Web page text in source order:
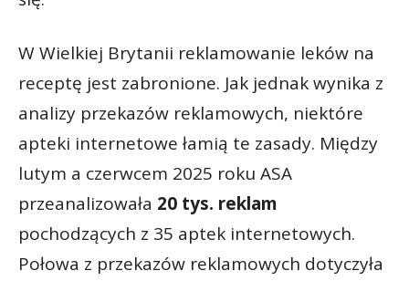
W Wielkiej Brytanii reklamowanie leków na
receptę jest zabronione. Jak jednak wynika z
analizy przekazów reklamowych, niektóre
apteki internetowe łamią te zasady. Między
lutym a czerwcem 2025 roku ASA
przeanalizowała 20 tys. reklam
pochodzących z 35 aptek internetowych.
Połowa z przekazów reklamowych dotyczyła